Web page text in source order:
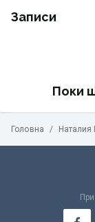
Записи
Поки
Головна / Наталия